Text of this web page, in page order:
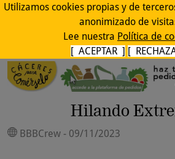
Utilizamos cookies propias y de
anonimizado de
Lee nuestra Política de
[ ACEPTAR ] [
Hilando
BBBCrew - 09/11/2023